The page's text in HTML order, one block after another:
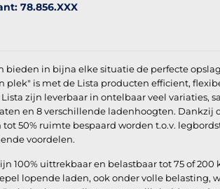
78.856.XXX
bieden in bijna elke situatie de perfecte
plek" is met de Lista producten efficient,
zijn leverbaar in ontelbaar veel variaties,
en 8 verschillende ladenhoogten.
50% ruimte bespaard worden t.o.v.
voordelen.
100% uittrekbaar en belastbaar tot 75 of
lopende laden, ook onder volle belasting,